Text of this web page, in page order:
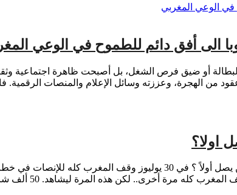
الى أفق دائم للطموح في الوعي
أو ضيق فرص الشغل، بل أصبحت ظاهرة اجتماعية
الهجرة، وعززته وسائل الإعلام والمنصات الرقمية.
اولا؟
افتتاحية الشهر/01 غشت 2026 بين خطاب العرش والهجرة الجماعية
مرة أخرى.. لكن هذه المرة ليشاهد. 50 ألف شاب في […]